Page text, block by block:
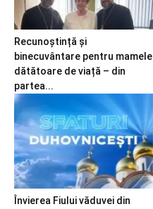
Recunoștință și
binecuvântare pentru mamele
dătătoare de viață – din
partea...
Învierea Fiului văduvei din